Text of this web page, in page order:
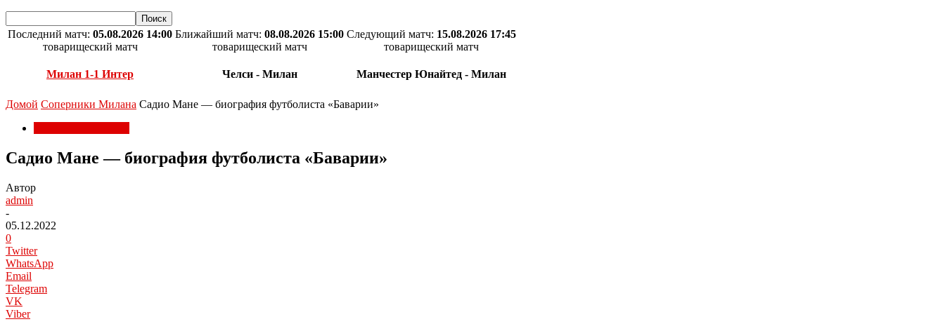
Последний матч: 05.08.2026 14:00
товарищеский матч
Милан 1-1 Интер
Ближайший матч: 08.08.2026 15:00
товарищеский матч
Челси - Милан
Следующий матч: 15.08.2026 17:45
товарищеский матч
Манчестер Юнайтед - Милан
Домой Соперники Милана Садио Мане — биография футболиста «Баварии»
Садио Мане — биография футболиста «Баварии»
Автор
admin
-
05.12.2022
0
Twitter
WhatsApp
Email
Telegram
VK
Viber